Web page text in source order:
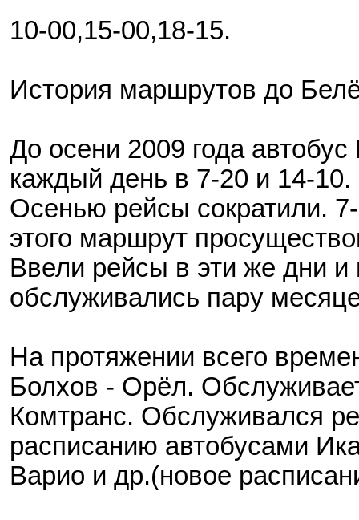
10-00,15-00,18-15.
История маршрутов до
До осени 2009 года
каждый день в 7-20 и 14-10.
Осенью рейсы сократили.
этого маршрут
Ввели рейсы в эти же дни
обслуживались пару
На протяжении всего
Болхов - Орёл.
Комтранс. Обслуживался
расписанию автобусами
Варио и др.(новое